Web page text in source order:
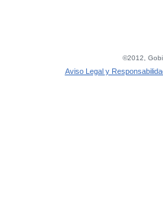
©2012,
Aviso Legal y